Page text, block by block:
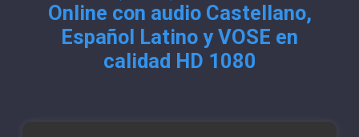
Online con audio Castellano,
Español Latino y VOSE en
calidad HD 1080